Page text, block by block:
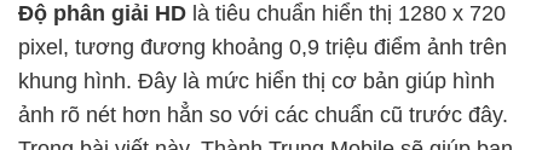
Màn hình Vsmart Màn hình Google Pixel
Thay pin
Độ phân giải HD là tiêu chuẩn hiển thị 1280 x 720
pixel, tương đương khoảng 0,9 triệu điểm ảnh trên
khung hình. Đây là mức hiển thị cơ bản giúp hình
ảnh rõ nét hơn hẳn so với các chuẩn cũ trước đây.